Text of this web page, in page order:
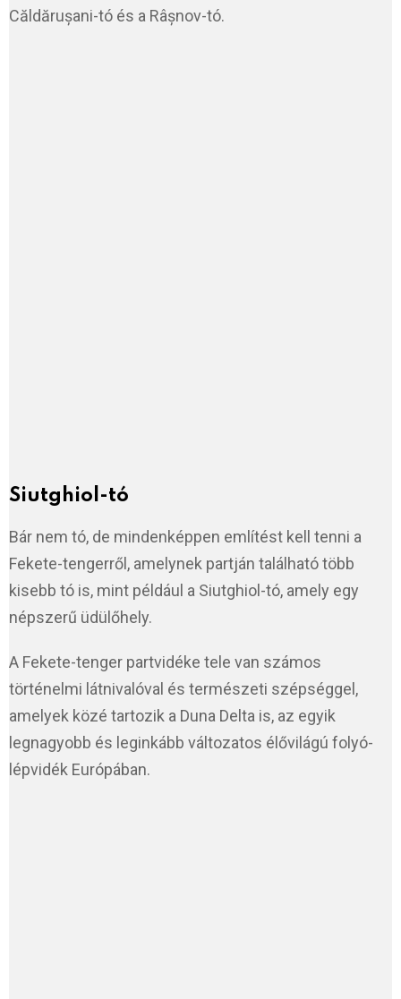
Căldărușani-tó és a Râșnov-tó.
Siutghiol-tó
Bár nem tó, de mindenképpen említést kell tenni a
Fekete-tengerről, amelynek partján található több
kisebb tó is, mint például a Siutghiol-tó, amely egy
népszerű üdülőhely.
A Fekete-tenger partvidéke tele van számos
történelmi látnivalóval és természeti szépséggel,
amelyek közé tartozik a Duna Delta is, az egyik
legnagyobb és leginkább változatos élővilágú folyó-
lépvidék Európában.